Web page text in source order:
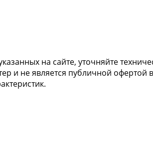
на сайте, уточняйте
и не является публичной офертой